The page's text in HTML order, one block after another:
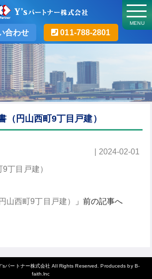
合わせ 011-788-2801
MENU
（円山西町9丁目戸建）
| 2024-02-01
丁目戸建）
山西町9丁目戸建） 」前の記事へ
パートナー株式会社 All Rights Reserved. Produceds by B-
faith.lnc